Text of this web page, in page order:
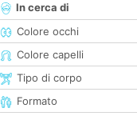
In cerca di
Colore occhi
Colore capelli
Tipo di corpo
Formato